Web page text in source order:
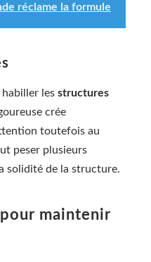
réclame la formule
habiller les structures
crée
toutefois au
peser plusieurs
solidité de la structure.
maintenir